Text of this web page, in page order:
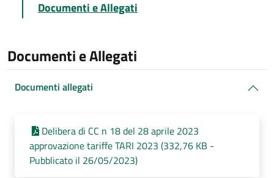
Documenti e Allegati
Documenti e Allegati
Documenti allegati
Delibera di CC n 18 del 28 aprile 2023
approvazione tariffe TARI 2023 (332,76 KB -
Pubblicato il 26/05/2023)